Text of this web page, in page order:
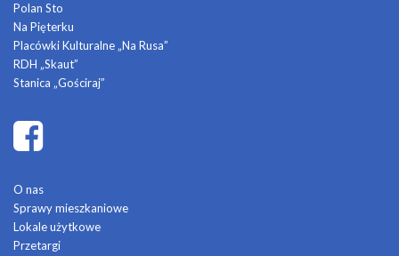
Polan Sto
Na Pięterku
Placówki Kulturalne „Na Rusa”
RDH „Skaut”
Stanica „Gościraj”
O nas
Sprawy mieszkaniowe
Lokale użytkowe
Przetargi